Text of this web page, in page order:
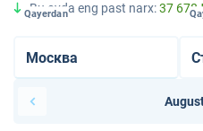
Bu oyda eng past narx:37 678
Qayerdan